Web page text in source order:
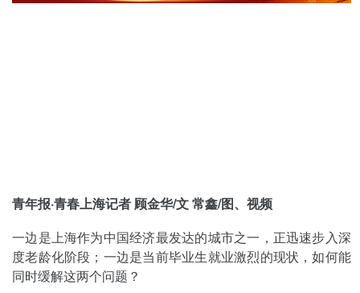
青年报·青春上海记者 顾金华/文 常鑫/图、视频
一边是上海作为中国经济最发达的城市之一，正迅速步入深
度老龄化阶段；一边是当前毕业生就业激烈的现状，如何能
同时缓解这两个问题？